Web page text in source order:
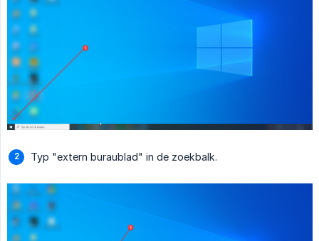
Typ "extern buraublad" in de zoekbalk.